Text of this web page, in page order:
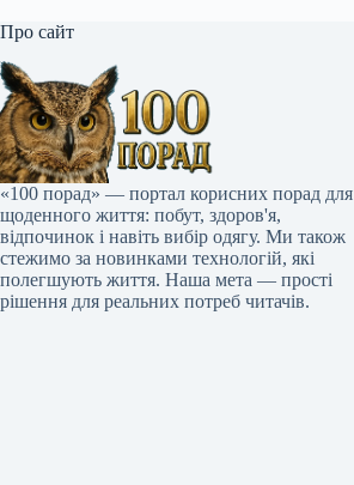
Про сайт
«100 порад» — портал корисних порад для
щоденного життя: побут, здоров'я,
відпочинок і навіть вибір одягу. Ми також
стежимо за новинками технологій, які
полегшують життя. Наша мета — прості
рішення для реальних потреб читачів.